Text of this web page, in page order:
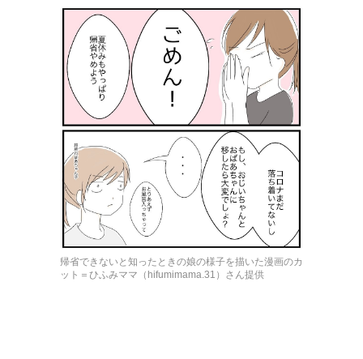
帰省できないと知ったときの娘の様子を描いた漫画のカ
ット＝ひふみママ（hifumimama.31）さん提供